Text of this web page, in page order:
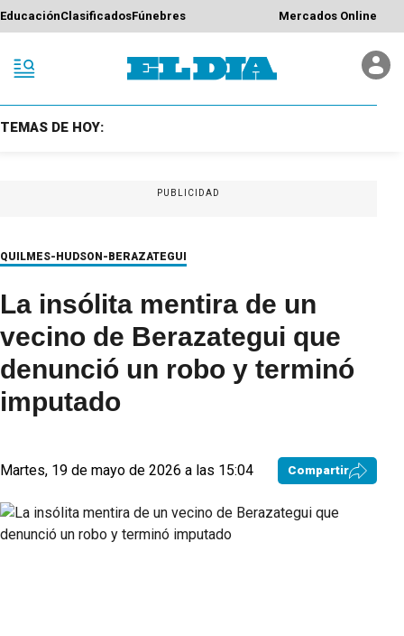
EducaciónClasificadosFúnebres Mercados Online
TEMAS DE HOY:
PUBLICIDAD
QUILMES-HUDSON-BERAZATEGUI
La insólita mentira de un
vecino de Berazategui que
denunció un robo y terminó
imputado
Martes, 19 de mayo de 2026 a las 15:04 Compartir